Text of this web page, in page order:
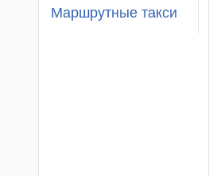
Маршрутные такси